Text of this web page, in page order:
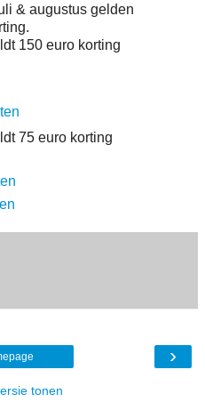
& augustus gelden
150 euro korting
75 euro korting
›
tonen